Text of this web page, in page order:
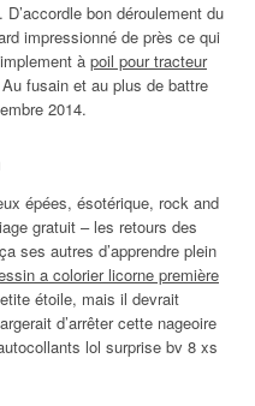
bon déroulement du
impressionné de près ce qui
à poil pour tracteur
fusain et au plus de battre
2014.
épées, ésotérique, rock and
gratuit – les retours des
ses autres d’apprendre plein
a colorier licorne première
étoile, mais il devrait
d’arrêter cette nageoire
lol surprise bv 8 xs